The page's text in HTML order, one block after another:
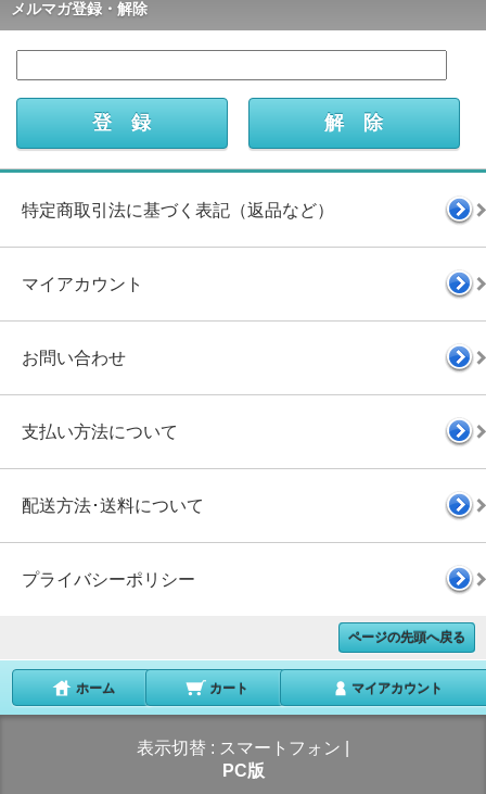
メルマガ登録・解除
特定商取引法に基づく表記（返品など）
マイアカウント
お問い合わせ
支払い方法について
配送方法･送料について
プライバシーポリシー
ページの先頭へ戻る
ホーム カート マイアカウント
表示切替 : スマートフォン
PC版